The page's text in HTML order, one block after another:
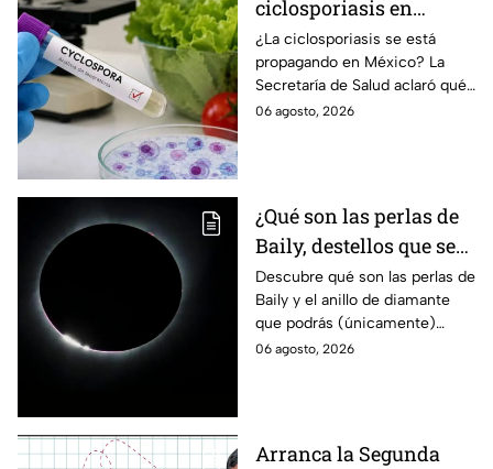
ciclosporiasis en
México? Salud rompe
el silencio tras 33 casos
detectados
¿La ciclosporiasis se está
propagando en México? La
Secretaría de Salud aclaró qué
ocurre tras la detección de 33
06 agosto, 2026
¿Qué son las perlas de
Baily, destellos que se
podrán ver
ÚNICAMENTE durante
el eclipse solar 2026 del
12 de agosto?
Descubre qué son las perlas de
Baily y el anillo de diamante
que podrás (únicamente)
observar durante el eclipse
06 agosto, 2026
Arranca la Segunda